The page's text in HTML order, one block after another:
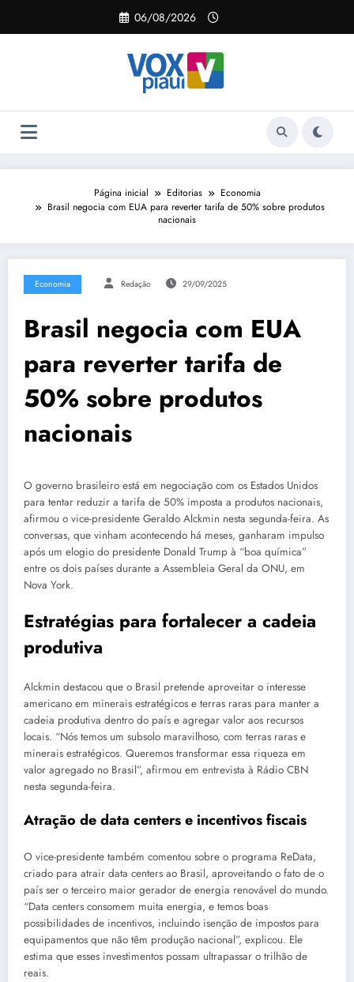
o
06/08/2026
Página inicial Editorias
Economia
Brasil negocia com EUA para reverter tarifa de 50% sobre produtos
nacionais
Economia Redação 29/09/2025
Brasil negocia com EUA
para reverter tarifa de
50% sobre produtos
nacionais
O governo brasileiro está em negociação com os Estados Unidos
para tentar reduzir a tarifa de 50% imposta a produtos nacionais,
afirmou o vice-presidente Geraldo Alckmin nesta segunda-feira. As
conversas, que vinham acontecendo há meses, ganharam impulso
após um elogio do presidente Donald Trump à “boa química”
entre os dois países durante a Assembleia Geral da ONU, em
Nova York.
Estratégias para fortalecer a cadeia
produtiva
Alckmin destacou que o Brasil pretende aproveitar o interesse
americano em minerais estratégicos e terras raras para manter a
cadeia produtiva dentro do país e agregar valor aos recursos
locais. “Nós temos um subsolo maravilhoso, com terras raras e
minerais estratégicos. Queremos transformar essa riqueza em
valor agregado no Brasil”, afirmou em entrevista à Rádio CBN
nesta segunda-feira.
Atração de data centers e incentivos fiscais
O vice-presidente também comentou sobre o programa ReData,
criado para atrair data centers ao Brasil, aproveitando o fato de o
país ser o terceiro maior gerador de energia renovável do mundo.
“Data centers consomem muita energia, e temos boas
possibilidades de incentivos, incluindo isenção de impostos para
equipamentos que não têm produção nacional”, explicou. Ele
estima que esses investimentos possam ultrapassar o trilhão de
reais.